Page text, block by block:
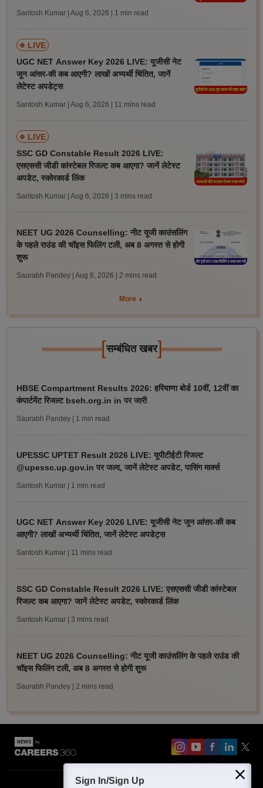
Santosh Kumar | Aug 6, 2026 | 1 min read
LIVE
UGC NET Answer Key 2026 LIVE: यूजीसी नेट
जून आंसर-की कब आएगी? लाखों अभ्यर्थी चिंतित, जानें
लेटेस्ट अपडेट्स
Santosh Kumar | Aug 6, 2026 | 11 mins read
LIVE
SSC GD Constable Result 2026 LIVE:
एसएससी जीडी कांस्टेबल रिजल्ट कब आएगा? जानें लेटेस्ट
अपडेट, स्कोरकार्ड लिंक
Santosh Kumar | Aug 6, 2026 | 3 mins read
NEET UG 2026 Counselling: नीट यूजी काउंसलिंग
के पहले राउंड की चॉइस फिलिंग टली, अब 8 अगस्त से होगी
शुरू
Saurabh Pandey | Aug 6, 2026 | 2 mins read
More
[सम्बंधित खबर]
HBSE Compartment Results 2026: हरियाणा बोर्ड 10वीं, 12वीं का
कंपार्टमेंट रिजल्ट bseh.org.in in पर जारी
Saurabh Pandey | 1 min read
UPESSC UPTET Result 2026 LIVE: यूपीटीईटी रिजल्ट
@upessc.up.gov.in पर जल्द, जानें लेटेस्ट अपडेट, पासिंग मार्क्स
Santosh Kumar | 1 min read
UGC NET Answer Key 2026 LIVE: यूजीसी नेट जून आंसर-की कब
आएगी? लाखों अभ्यर्थी चिंतित, जानें लेटेस्ट अपडेट्स
Santosh Kumar | 11 mins read
SSC GD Constable Result 2026 LIVE: एसएससी जीडी कांस्टेबल
रिजल्ट कब आएगा? जानें लेटेस्ट अपडेट, स्कोरकार्ड लिंक
Santosh Kumar | 3 mins read
NEET UG 2026 Counselling: नीट यूजी काउंसलिंग के पहले राउंड की
चॉइस फिलिंग टली, अब 8 अगस्त से होगी शुरू
Saurabh Pandey | 2 mins read
Sign In/Sign Up